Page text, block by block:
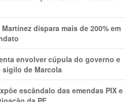
dispara mais de 200% em
envolver cúpula do governo e
sigilo de Marcola
escândalo das emendas PIX e